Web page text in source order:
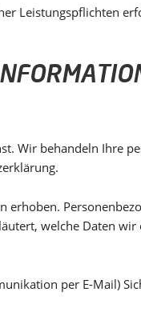
Leistungspflichten
Wir behandeln Ihre
erhoben.
welche Daten
per E-Mail)